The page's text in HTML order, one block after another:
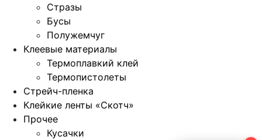
Стразы
Бусы
Полужемчуг
Клеевые материалы
Термоплавкий клей
Термопистолеты
Стрейч-пленка
Клейкие ленты «Скотч»
Прочее
Кусачки